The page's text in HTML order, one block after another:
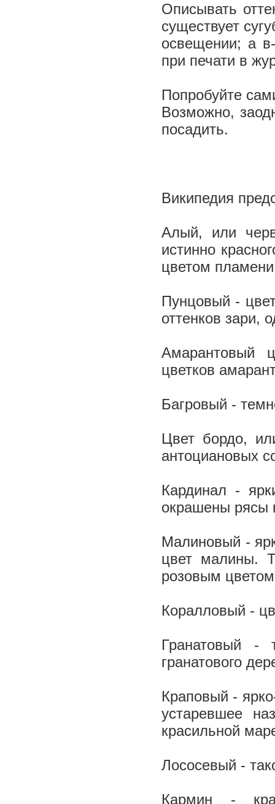
Описывать
существует
освещении; а
при печати в
Попробуйте
Возможно,
посадить.
Википедия
Алый, или
истинно
цветом
Пунцовый -
оттенков зари,
Амарантовый
цветков
Багровый -
Цвет бордо,
антоциановых
Кардинал -
окрашены рясы
Малиновый -
цвет малины.
розовым
Коралловый -
Гранатовый -
гранатового
Краповый -
устаревшее
красильной
Лососевый -
Кармин -